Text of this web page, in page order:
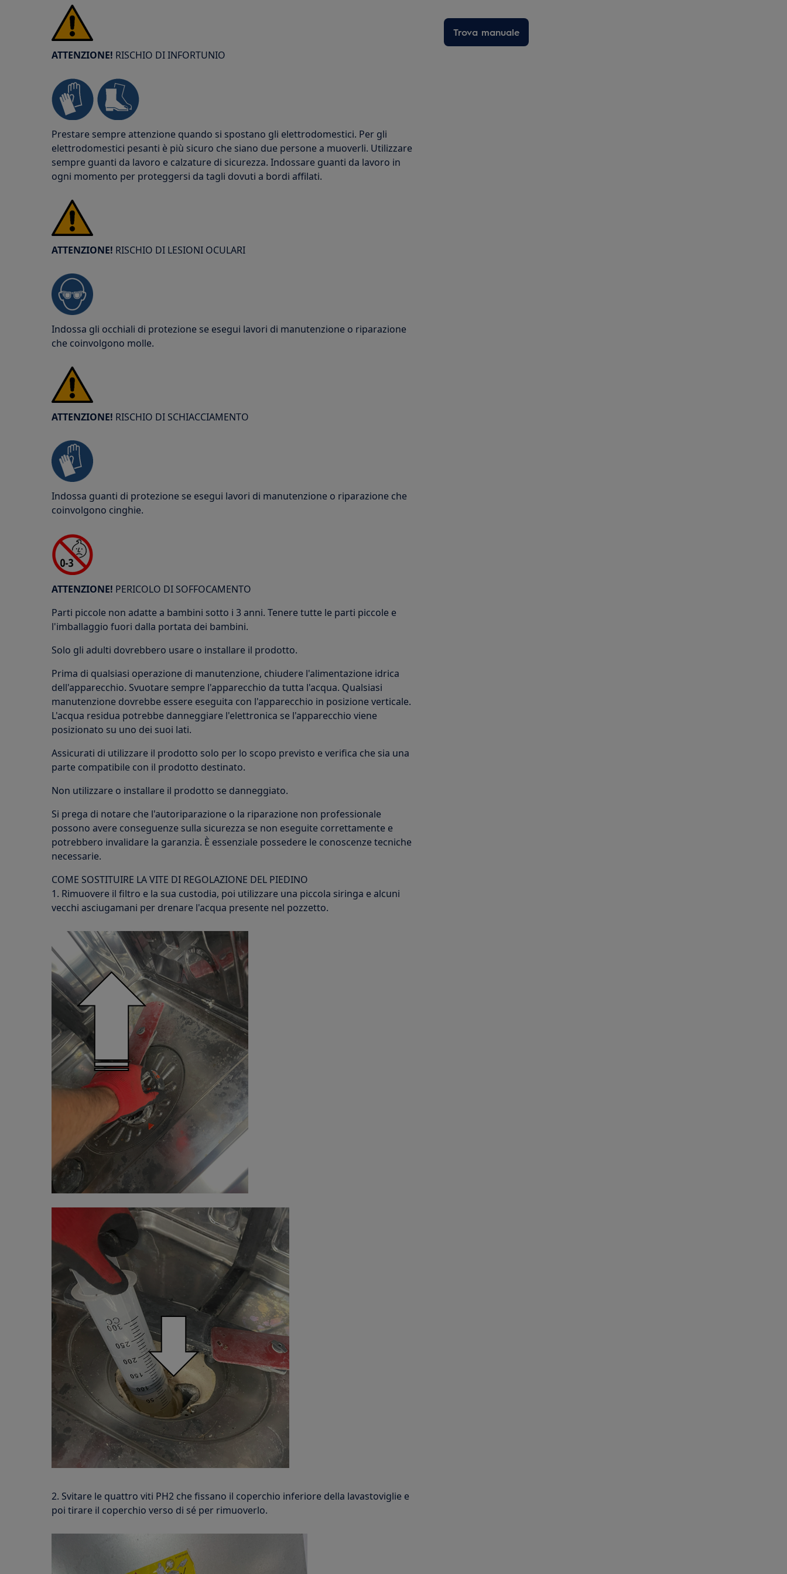
ATTENZIONE! RISCHIO DI INFORTUNIO
Prestare sempre attenzione quando si spostano gli elettrodomestici. Per gli
elettrodomestici pesanti è più sicuro che siano due persone a muoverli. Utilizzare
sempre guanti da lavoro e calzature di sicurezza. Indossare guanti da lavoro in
ogni momento per proteggersi da tagli dovuti a bordi affilati.
ATTENZIONE! RISCHIO DI LESIONI OCULARI
Indossa gli occhiali di protezione se esegui lavori di manutenzione o riparazione
che coinvolgono molle.
ATTENZIONE! RISCHIO DI SCHIACCIAMENTO
Indossa guanti di protezione se esegui lavori di manutenzione o riparazione che
coinvolgono cinghie.
ATTENZIONE! PERICOLO DI SOFFOCAMENTO
Parti piccole non adatte a bambini sotto i 3 anni. Tenere tutte le parti piccole e
l'imballaggio fuori dalla portata dei bambini.
Solo gli adulti dovrebbero usare o installare il prodotto.
Prima di qualsiasi operazione di manutenzione, chiudere l'alimentazione idrica
dell'apparecchio. Svuotare sempre l'apparecchio da tutta l'acqua. Qualsiasi
manutenzione dovrebbe essere eseguita con l'apparecchio in posizione verticale.
L'acqua residua potrebbe danneggiare l'elettronica se l'apparecchio viene
posizionato su uno dei suoi lati.
Assicurati di utilizzare il prodotto solo per lo scopo previsto e verifica che sia una
parte compatibile con il prodotto destinato.
Non utilizzare o installare il prodotto se danneggiato.
Si prega di notare che l'autoriparazione o la riparazione non professionale
possono avere conseguenze sulla sicurezza se non eseguite correttamente e
potrebbero invalidare la garanzia. È essenziale possedere le conoscenze tecniche
necessarie.
COME SOSTITUIRE LA VITE DI REGOLAZIONE DEL PIEDINO
1. Rimuovere il filtro e la sua custodia, poi utilizzare una piccola siringa e alcuni
vecchi asciugamani per drenare l'acqua presente nel pozzetto.
2. Svitare le quattro viti PH2 che fissano il coperchio inferiore della lavastoviglie e
poi tirare il coperchio verso di sé per rimuoverlo.
Trova manuale